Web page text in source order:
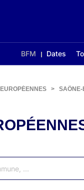
BFM Dates
> SAÔNE-